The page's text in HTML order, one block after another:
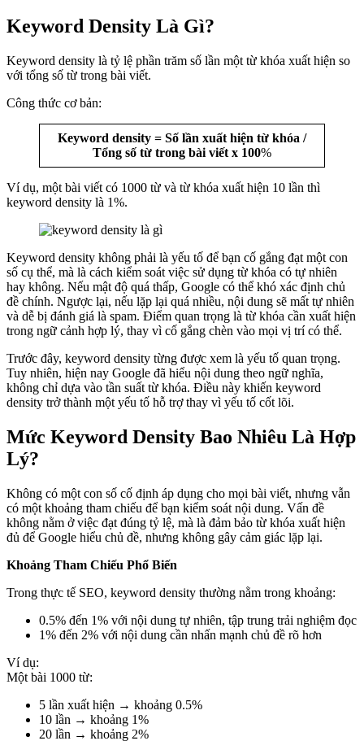
Keyword Density Là Gì?
Keyword density là tỷ lệ phần trăm số lần một từ khóa xuất hiện so
với tổng số từ trong bài viết.
Công thức cơ bản:
Keyword density = Số lần xuất hiện từ khóa /
Tổng số từ trong bài viết x 100%
Ví dụ, một bài viết có 1000 từ và từ khóa xuất hiện 10 lần thì
keyword density là 1%.
Keyword density không phải là yếu tố để bạn cố gắng đạt một con
số cụ thể, mà là cách kiểm soát việc sử dụng từ khóa có tự nhiên
hay không. Nếu mật độ quá thấp, Google có thể khó xác định chủ
đề chính. Ngược lại, nếu lặp lại quá nhiều, nội dung sẽ mất tự nhiên
và dễ bị đánh giá là spam. Điểm quan trọng là từ khóa cần xuất hiện
trong ngữ cảnh hợp lý, thay vì cố gắng chèn vào mọi vị trí có thể.
Trước đây, keyword density từng được xem là yếu tố quan trọng.
Tuy nhiên, hiện nay Google đã hiểu nội dung theo ngữ nghĩa,
không chỉ dựa vào tần suất từ khóa. Điều này khiến keyword
density trở thành một yếu tố hỗ trợ thay vì yếu tố cốt lõi.
Mức Keyword Density Bao Nhiêu Là Hợp
Lý?
Không có một con số cố định áp dụng cho mọi bài viết, nhưng vẫn
có một khoảng tham chiếu để bạn kiểm soát nội dung. Vấn đề
không nằm ở việc đạt đúng tỷ lệ, mà là đảm bảo từ khóa xuất hiện
đủ để Google hiểu chủ đề, nhưng không gây cảm giác lặp lại.
Khoảng Tham Chiếu Phổ Biến
Trong thực tế SEO, keyword density thường nằm trong khoảng:
0.5% đến 1% với nội dung tự nhiên, tập trung trải nghiệm đọc
1% đến 2% với nội dung cần nhấn mạnh chủ đề rõ hơn
Ví dụ:
Một bài 1000 từ:
5 lần xuất hiện → khoảng 0.5%
10 lần → khoảng 1%
20 lần → khoảng 2%